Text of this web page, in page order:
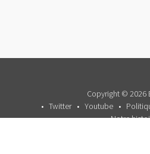
Copyright © 2026
Twitter
Youtube
Notre